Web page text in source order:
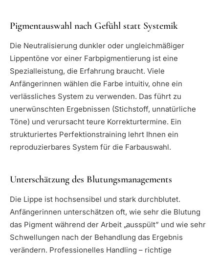
Pigmentauswahl nach Gefühl statt Systemik
Die Neutralisierung dunkler oder ungleichmäßiger
Lippentöne vor einer Farbpigmentierung ist eine
Spezialleistung, die Erfahrung braucht. Viele
Anfängerinnen wählen die Farbe intuitiv, ohne ein
verlässliches System zu verwenden. Das führt zu
unerwünschten Ergebnissen (Stichstoff, unnatürliche
Töne) und verursacht teure Korrekturtermine. Ein
strukturiertes Perfektionstraining lehrt Ihnen ein
reproduzierbares System für die Farbauswahl.
Unterschätzung des Blutungsmanagements
Die Lippe ist hochsensibel und stark durchblutet.
Anfängerinnen unterschätzen oft, wie sehr die Blutung
das Pigment während der Arbeit „ausspült” und wie sehr
Schwellungen nach der Behandlung das Ergebnis
verändern. Professionelles Handling – richtige